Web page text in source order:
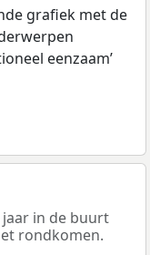
grafiek met de
eenzaam’
jaar in de buurt
rondkomen.